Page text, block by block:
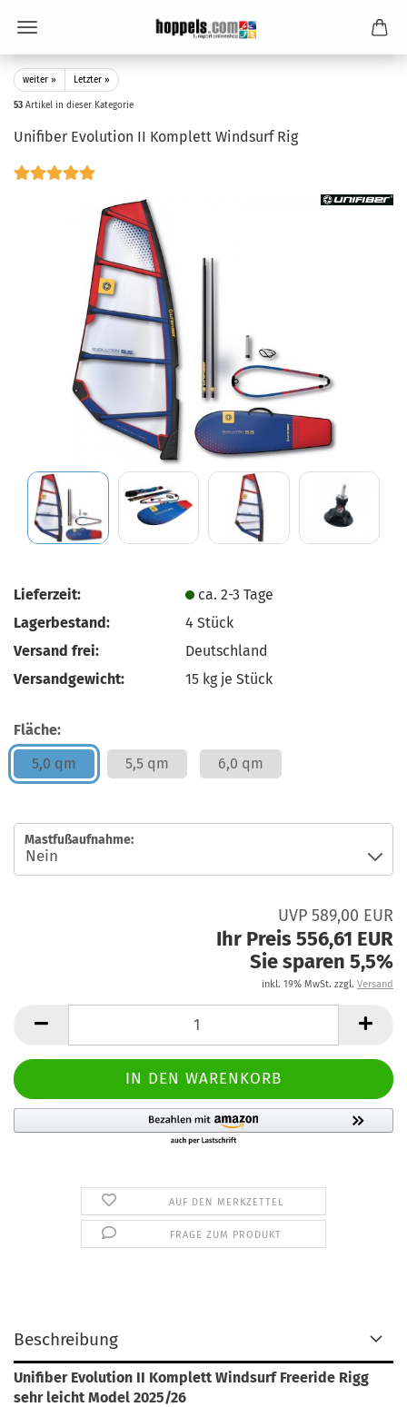
weiter » Letzter »
53 Artikel in dieser Kategorie
Unifiber Evolution II Komplett Windsurf Rig
Lieferzeit:
ca. 2-3 Tage
Lagerbestand:
4Stück
Versand frei:
Deutschland
Versandgewicht:
15 kg je Stück
Fläche:
5,0 qm
5,5 qm 6,0 qm
Mastfußaufnahme:
UVP 589,00 EUR
Ihr Preis 556,61 EUR
Sie sparen 5,5%
inkl. 19% MwSt. zzgl. Versand
AUF DEN MERKZETTEL
FRAGE ZUM PRODUKT
Beschreibung
Unifiber Evolution II Komplett Windsurf Freeride Rigg
sehr leicht Model 2025/26